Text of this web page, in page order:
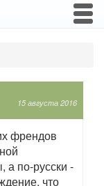
15 августа 2016
френдов
а по-русски -
что